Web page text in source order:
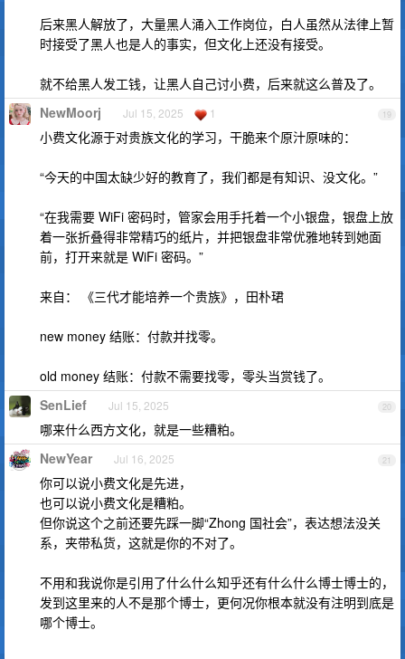
后来黑人解放了，大量黑人涌入工作岗位，白人虽然从法律上暂
时接受了黑人也是人的事实，但文化上还没有接受。
就不给黑人发工钱，让黑人自己讨小费，后来就这么普及了。
19
NewMoorj Jul 15, 2025 1
小费文化源于对贵族文化的学习，干脆来个原汁原味的：
“今天的中国太缺少好的教育了，我们都是有知识、没文化。”
“在我需要 WiFi 密码时，管家会用手托着一个小银盘，银盘上放
着一张折叠得非常精巧的纸片，并把银盘非常优雅地转到她面
前，打开来就是 WiFi 密码。”
来自： 《三代才能培养一个贵族》，田朴珺
new money 结账：付款并找零。
old money 结账：付款不需要找零，零头当赏钱了。
20
SenLief Jul 15, 2025
哪来什么西方文化，就是一些糟粕。
21
NewYear Jul 16, 2025
你可以说小费文化是先进，
也可以说小费文化是糟粕。
但你说这个之前还要先踩一脚“Zhong 国社会”，表达想法没关
系，夹带私货，这就是你的不对了。
不用和我说你是引用了什么什么知乎还有什么什么博士博士的，
发到这里来的人不是那个博士，更何况你根本就没有注明到底是
哪个博士。